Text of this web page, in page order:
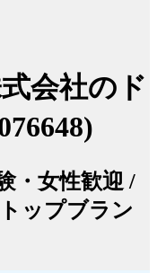
会社のド
・女性歓迎 /
ップブラン